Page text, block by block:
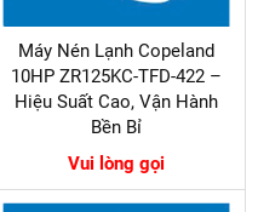
Máy Nén Lạnh Copeland
10HP ZR125KC-TFD-422 –
Hiệu Suất Cao, Vận Hành
Bền Bỉ
Vui lòng gọi